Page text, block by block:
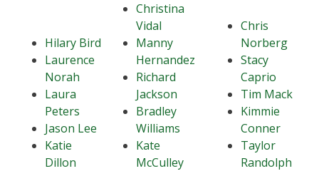
Hilary Bird
Laurence
Norah
Laura
Peters
Jason Lee
Katie
Dillon
Christina
Vidal
Manny
Hernandez
Richard
Jackson
Bradley
Williams
Kate
McCulley
Chris
Norberg
Stacy
Caprio
Tim Mack
Kimmie
Conner
Taylor
Randolph